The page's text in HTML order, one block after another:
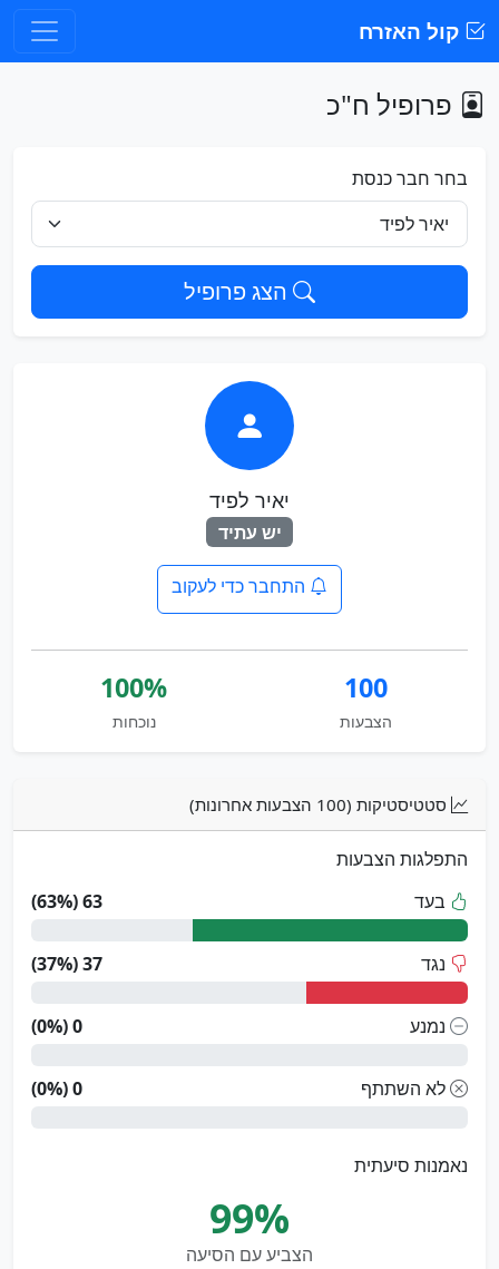
קול האזרח
פרופיל ח"כ
בחר חבר כנסת
הצג פרופיל
יאיר לפיד
יש עתיד
התחבר כדי לעקוב
100
הצבעות
100%
נוכחות
סטטיסטיקות (100 הצבעות אחרונות)
התפלגות הצבעות
בעד
63 (63%)
נגד 37 (37%)
נמנע 0 (0%)
לא השתתף 0 (0%)
נאמנות סיעתית
99%
הצביע עם הסיעה